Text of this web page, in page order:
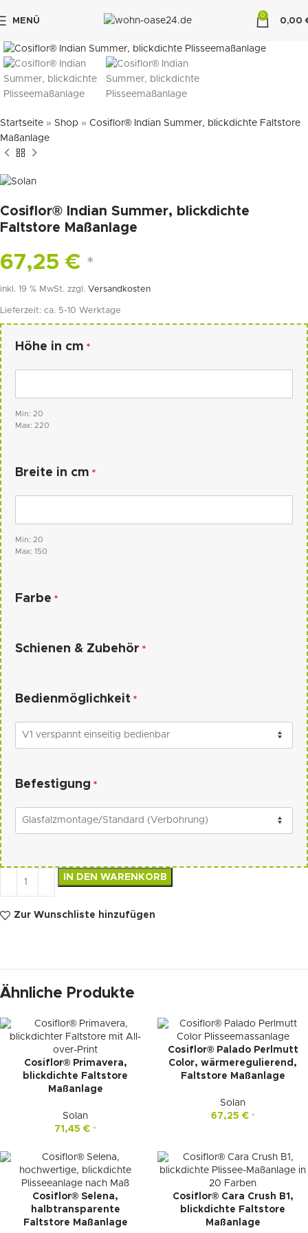
MENÜ
0
0,00
Startseite » Shop » Cosiflor® Indian Summer, blickdichte Faltstore
Maßanlage
Cosiflor® Indian Summer, blickdichte
Faltstore Maßanlage
67,25 € *
inkl. 19 % MwSt. zzgl. Versandkosten
Lieferzeit: ca. 5-10 Werktage
Höhe in cm *
Min: 20
Max: 220
Breite in cm *
Min: 20
Max: 150
Farbe *
Schienen & Zubehör *
Bedienmöglichkeit *
Befestigung *
IN DEN WARENKORB
Zur Wunschliste hinzufügen
Ähnliche Produkte
Cosiflor® Primavera,
blickdichte Faltstore
Maßanlage
Solan
71,45 € *
Cosiflor® Palado Perlmutt
Color, wärmeregulierend,
Faltstore Maßanlage
Solan
67,25 € *
Cosiflor® Selena,
halbtransparente
Faltstore Maßanlage
Cosiflor® Cara Crush B1,
blickdichte Faltstore
Maßanlage